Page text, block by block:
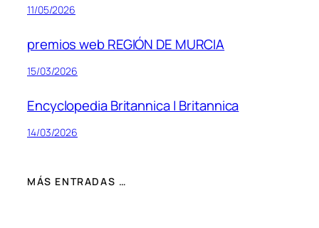
11/05/2026
premios web REGIÓN DE MURCIA
15/03/2026
Encyclopedia Britannica | Britannica
14/03/2026
MÁS ENTRADAS …